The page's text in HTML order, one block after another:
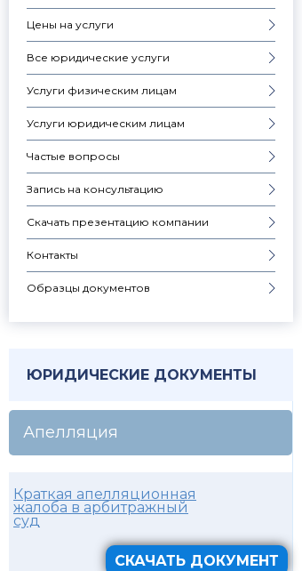
Цены на услуги
Все юридические услуги
Услуги физическим лицам
Услуги юридическим лицам
Частые вопросы
Запись на консультацию
Скачать презентацию компании
Контакты
Образцы документов
ЮРИДИЧЕСКИЕ ДОКУМЕНТЫ
Апелляция
Краткая апелляционная
жалоба в арбитражный
суд
СКАЧАТЬ ДОКУМЕНТ